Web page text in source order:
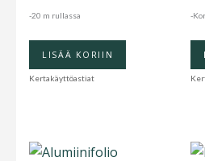
-20 m rullassa
LISÄÄ KORIIN
Kertakäyttöastiat
-